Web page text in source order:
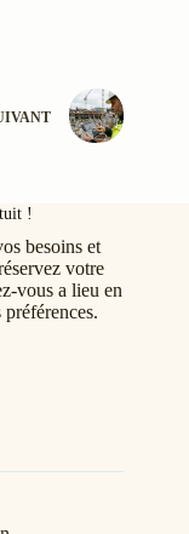
!
besoins et
votre
vous a lieu en